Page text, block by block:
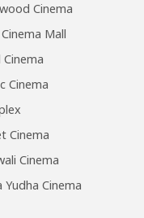
Cinema
Mall
Cinema
Cinema
Cinema
Cinema
Yudha Cinema